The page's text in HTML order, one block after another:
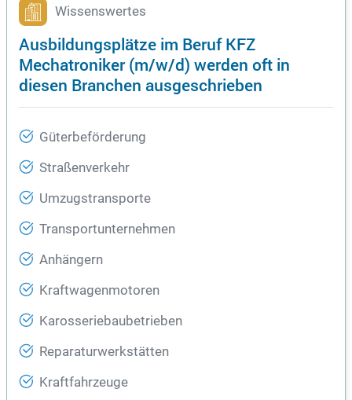
Wissenswertes
Ausbildungsplätze im Beruf KFZ
Mechatroniker (m/w/d) werden oft in
diesen Branchen ausgeschrieben
Güterbeförderung
Straßenverkehr
Umzugstransporte
Transportunternehmen
Anhängern
Kraftwagenmotoren
Karosseriebaubetrieben
Reparaturwerkstätten
Kraftfahrzeuge